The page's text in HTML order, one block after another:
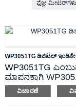
ಫ್ಲೋ ಮೀಟರ್‌ಗಳು
WP3051TG ಡಿಜಿಟಲ್
WP3051TG
ಮಾಪನಕ್ಕಾಗಿ
ಒತ್ತಡದ ಟ್ಯಾಪಿಂಗ್
ಮತ್ತು ಒತ್ತಡ
ವಿಚಾರಣೆ